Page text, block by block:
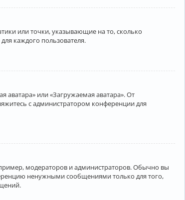
или точки, указывающие на то, сколько
каждого пользователя.
аватара» или «Загружаемая аватара». От
с администратором конференции для
модераторов и администраторов. Обычно вы
ненужными сообщениями только для того,